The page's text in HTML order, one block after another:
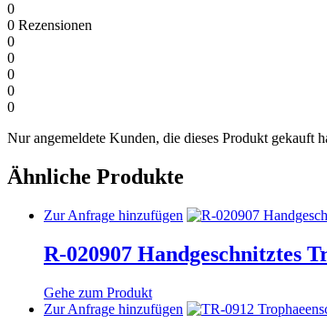
0
0 Rezensionen
0
0
0
0
0
Nur angemeldete Kunden, die dieses Produkt gekauft
Ähnliche Produkte
Zur Anfrage hinzufügen Dieses
weist
mehrere
Die
R-020907 Handgeschnitztes
Gehe zum Produkt
Zur Anfrage hinzufügen Dieses